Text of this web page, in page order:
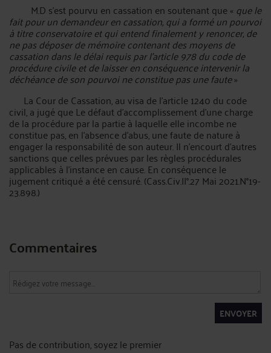
M.D s’est pourvu en cassation en soutenant que « que le
fait pour un demandeur en cassation, qui a formé un pourvoi
à titre conservatoire et qui entend finalement y renoncer, de
ne pas déposer de mémoire contenant des moyens de
cassation dans le délai requis par l’article 978 du code de
procédure civile et de laisser en conséquence intervenir la
déchéance de son pourvoi ne constitue pas une faute»
La Cour de Cassation, au visa de l’article 1240 du code
civil, a jugé que Le défaut d’accomplissement d’une charge
de la procédure par la partie à laquelle elle incombe ne
constitue pas, en l’absence d’abus, une faute de nature à
engager la responsabilité de son auteur. Il n’encourt d’autres
sanctions que celles prévues par les règles procédurales
applicables à l’instance en cause. En conséquence le
jugement critiqué a été censuré. (Cass.Civ.II°.27 Mai 2021.N°19-
23.898.)
Commentaires
ENVOYER
Pas de contribution, soyez le premier